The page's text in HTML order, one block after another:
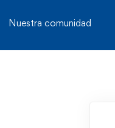
Nuestra comunidad